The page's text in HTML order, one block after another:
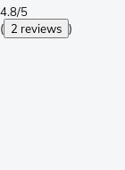
4.8/5
( 2 reviews )